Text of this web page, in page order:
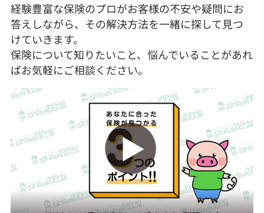
経験豊富な保険のプロがお客様の不安や疑問にお
答えしながら、その解決方法を一緒に探して見つ
けていきます。
保険について知りたいこと、悩んでいることがあれ
ばお気軽にご相談ください。